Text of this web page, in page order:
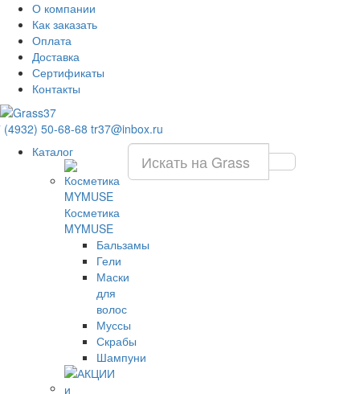
О компании
Как заказать
Оплата
Доставка
Сертификаты
Контакты
(4932) 50-68-68 tr37@inbox.ru
Каталог
Косметика
MYMUSE
Бальзамы
Гели
Маски
для
волос
Муссы
Скрабы
Шампуни